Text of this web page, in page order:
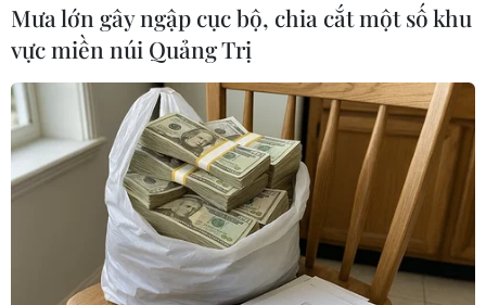
EC xét lại lệnh trừng phạt Nga nếu thỏa
thuận ngừng bắn được tuân thủ
07/09/2014 22:56
Chủ tịch EC cho biết Brussels "sẵn sàng xem xét lại"
biện pháp trừng phạt mới mà họ dự kiến áp đặt đối với
Nga vào tuần tới nếu thỏa thuận ngừng bắn giữa lực
Mưa lớn gây ngập cục bộ, chia cắt một số khu
vực miền núi Quảng Trị